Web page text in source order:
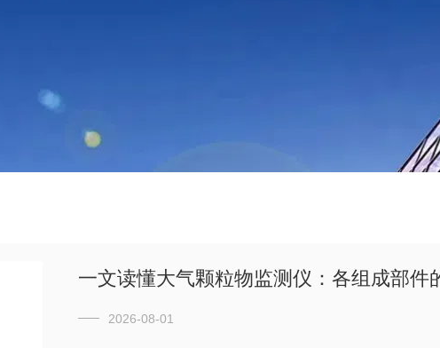
一文读懂大气颗粒物监测仪：各组成部件
2026-08-01